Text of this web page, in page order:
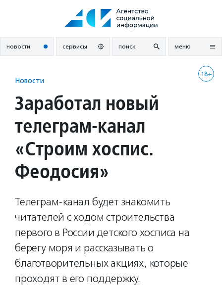
новости сервисы поиск меню
18+
Новости
Заработал новый
телеграм-канал
«Строим хоспис.
Феодосия»
Телеграм-канал будет знакомить
читателей с ходом строительства
первого в России детского хосписа на
берегу моря и рассказывать о
благотворительных акциях, которые
проходят в его поддержку.